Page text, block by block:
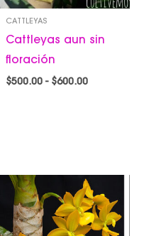
CATTLEYAS
Cattleyas aun sin
floración
$500.00 - $600.00
de
precios:
desde
$750.00